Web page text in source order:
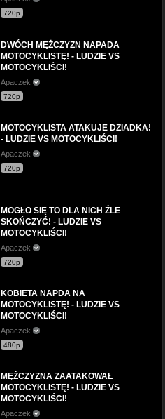
720p
DWÓCH MĘŻCZYZN NAPADA
MOTOCYKLISTĘ! - LUDZIE VS
MOTOCYKLIŚCI!
Apaczek
720p
MOTOCYKLISTA ATAKUJE DZIADKA!
- LUDZIE VS MOTOCYKLIŚCI!
Apaczek
720p
MOGŁO SIĘ TO DLA NICH ŹLE
SKOŃCZYĆ! - LUDZIE VS
MOTOCYKLIŚCI!
Apaczek
720p
KOBIETA NAPDA NA
MOTOCYKLISTĘ! - LUDZIE VS
MOTOCYKLIŚCI!
Apaczek
480p
MĘŻCZYZNA ZAATAKOWAŁ
MOTOCYKLISTĘ! - LUDZIE VS
MOTOCYKLIŚCI!
Apaczek